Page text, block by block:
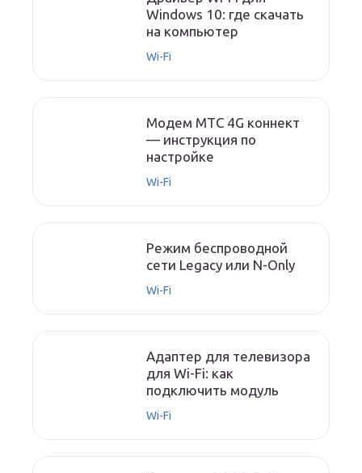
Windows 10: где скачать
на компьютер
Wi-Fi
Модем МТС 4G коннект
— инструкция по
настройке
Wi-Fi
Режим беспроводной
сети Legacy или N-Only
Wi-Fi
Адаптер для телевизора
для Wi-Fi: как
подключить модуль
Wi-Fi